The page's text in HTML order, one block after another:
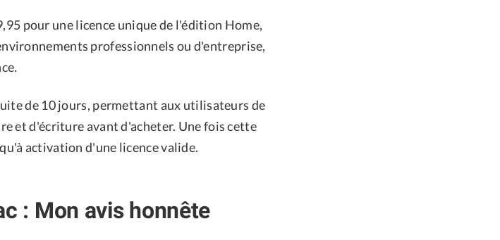
pour une licence unique de l'édition Home,
professionnels ou d'entreprise,
de 10 jours, permettant aux utilisateurs de
et d'écriture avant d'acheter. Une fois cette
activation d'une licence valide.
: Mon avis honnête